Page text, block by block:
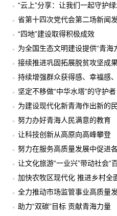
“云上”分享：让我们一起守护
省第十四次党代会第二场新闻
“四地”建设取得积极成效
为全国生态文明建设提供“青海
接续推进巩固拓展脱贫攻坚成
持续增强群众获得感、幸福感
坚定不移做“中华水塔”的守护者
为建设现代化新青海作出新的
努力办好青海人民满意的教育
让科技创新从高原向高峰攀登
努力在服务高质量发展中促进
让文化旅游“一业兴”带动社会“
加快农牧区现代化 推进乡村全
全力推动市场监管事业高质量
助力“双碳”目标 贡献青海力量